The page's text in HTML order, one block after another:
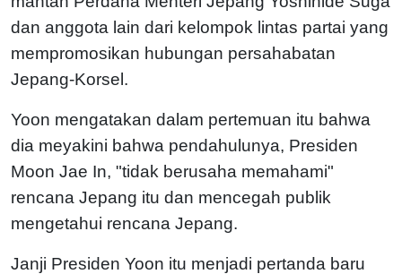
dan anggota lain dari kelompok lintas partai yang
mempromosikan hubungan persahabatan
Jepang-Korsel.
Yoon mengatakan dalam pertemuan itu bahwa
dia meyakini bahwa pendahulunya, Presiden
Moon Jae In, "tidak berusaha memahami"
rencana Jepang itu dan mencegah publik
mengetahui rencana Jepang.
Janji Presiden Yoon itu menjadi pertanda baru